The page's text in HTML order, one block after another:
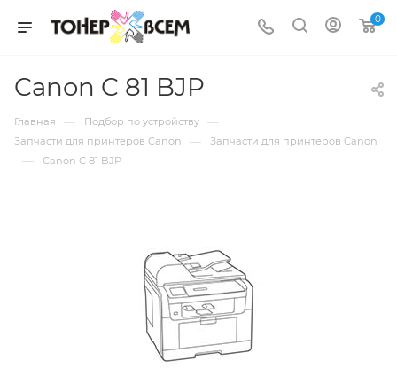
0
Canon C 81 BJP
Главная — Подбор по устройству —
Запчасти для принтеров Canon — Запчасти для принтеров Canon
— Canon C 81 BJP